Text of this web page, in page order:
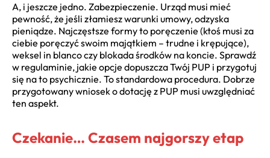
A, i jeszcze jedno. Zabezpieczenie. Urząd musi mieć
pewność, że jeśli złamiesz warunki umowy, odzyska
pieniądze. Najczęstsze formy to poręczenie (ktoś musi za
ciebie poręczyć swoim majątkiem – trudne i krępujące),
weksel in blanco czy blokada środków na koncie. Sprawdź
w regulaminie, jakie opcje dopuszcza Twój PUP i przygotuj
się na to psychicznie. To standardowa procedura. Dobrze
przygotowany wniosek o dotację z PUP musi uwzględniać
ten aspekt.
Czekanie… Czasem najgorszy etap